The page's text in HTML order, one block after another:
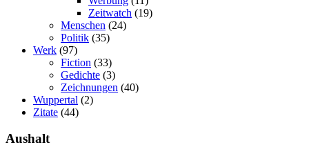
Zeitwatch (19)
Menschen (24)
Politik (35)
Werk (97)
Fiction (33)
Gedichte (3)
Zeichnungen (40)
Wuppertal (2)
Zitate (44)
Aushalt